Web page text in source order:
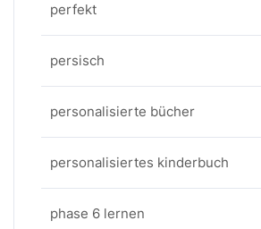
perfekt
persisch
personalisierte bücher
personalisiertes kinderbuch
phase 6 lernen